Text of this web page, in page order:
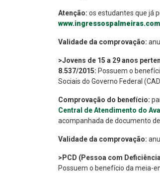
Atenção: os estudantes que já
Validade da comprovação:
>Jovens de 15 a 29 anos
8.537/2015: Possuem o
Sociais do Governo Federal
Comprovação do benefício:
Central de Atendimento do
acompanhada de documento
Validade da comprovação:
>PCD (Pessoa com
Possuem o benefício da meia-